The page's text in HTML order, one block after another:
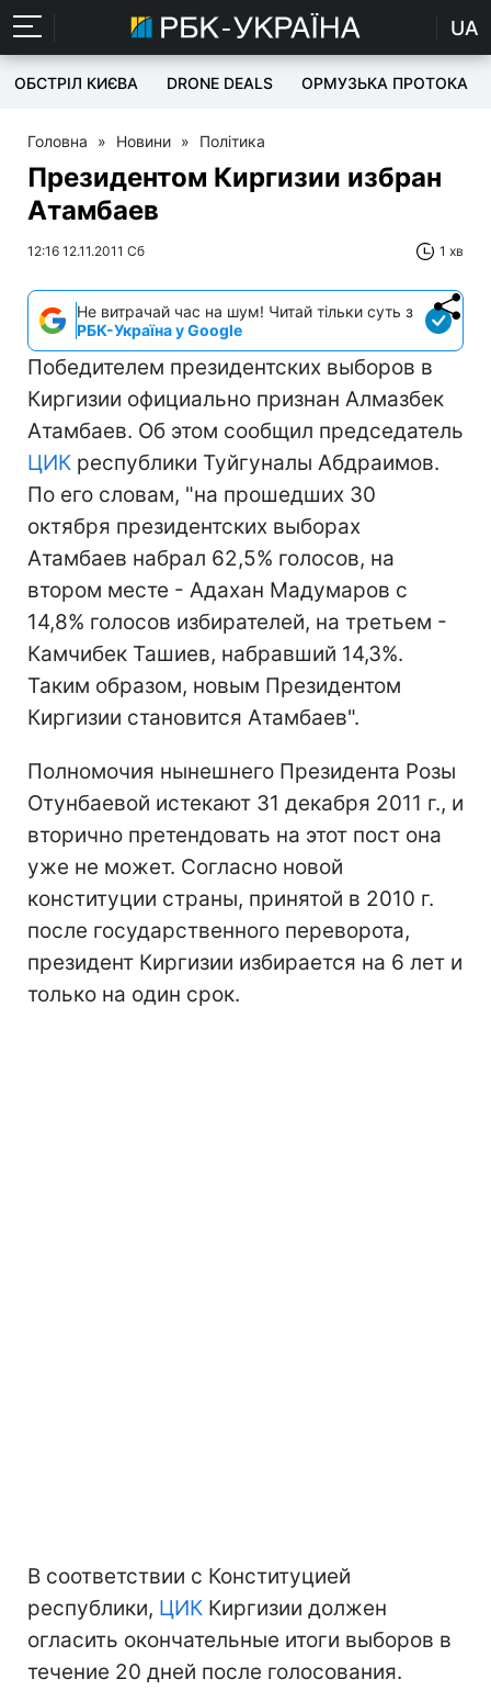
UA
ОБСТРІЛ КИЄВА DRONE DEALS ОРМУЗЬКА ПРОТОКА
Головна » Новини » Політика
Президентом Киргизии избран
Атамбаев
12:16 12.11.2011 Сб 1 хв
Не витрачай час на шум! Читай тільки суть з
РБК-Україна у Google
Победителем президентских выборов в
Киргизии официально признан Алмазбек
Атамбаев. Об этом сообщил председатель
ЦИК республики Туйгуналы Абдраимов.
По его словам, "на прошедших 30
октября президентских выборах
Атамбаев набрал 62,5% голосов, на
втором месте - Адахан Мадумаров с
14,8% голосов избирателей, на третьем -
Камчибек Ташиев, набравший 14,3%.
Таким образом, новым Президентом
Киргизии становится Атамбаев".
Полномочия нынешнего Президента Розы
Отунбаевой истекают 31 декабря 2011 г., и
вторично претендовать на этот пост она
уже не может. Согласно новой
конституции страны, принятой в 2010 г.
после государственного переворота,
президент Киргизии избирается на 6 лет и
только на один срок.
В соответствии с Конституцией
республики, ЦИК Киргизии должен
огласить окончательные итоги выборов в
течение 20 дней после голосования.